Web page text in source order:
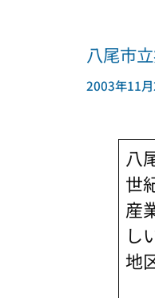
八尾市
2003年11
八
世
産
し
地